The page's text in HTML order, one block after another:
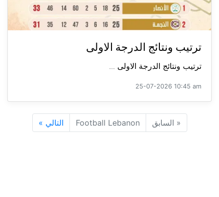
ترتيب ونتائج الدرجة الاولى
ترتيب ونتائج الدرجة الاولى ...
25-07-2026 10:45 am
« السابق Football Lebanon التالي »